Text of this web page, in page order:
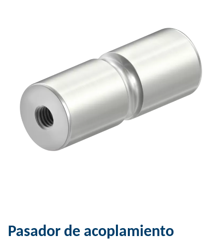
Pasador de acoplamiento